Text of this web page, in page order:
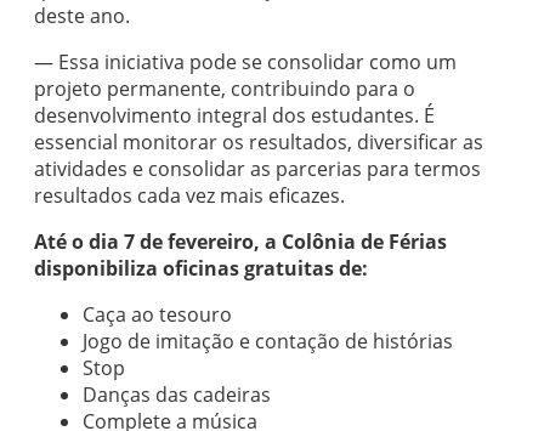
deste ano.
— Essa iniciativa pode se consolidar como um
projeto permanente, contribuindo para o
desenvolvimento integral dos estudantes. É
essencial monitorar os resultados, diversificar as
atividades e consolidar as parcerias para termos
resultados cada vez mais eficazes.
Até o dia 7 de fevereiro, a Colônia de Férias
disponibiliza oficinas gratuitas de:
Caça ao tesouro
Jogo de imitação e contação de histórias
Stop
Danças das cadeiras
Complete a música